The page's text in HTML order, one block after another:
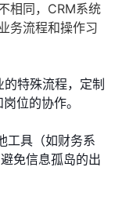
相同，CRM系统
务流程和操作习
特殊流程，定制
位的协作。
工具（如财务系
免信息孤岛的出